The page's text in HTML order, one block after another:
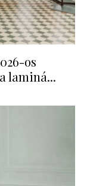
os
laminá...